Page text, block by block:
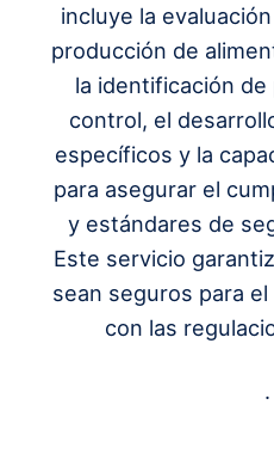
incluye la
producción de
la identificación
control, el
específicos y la
para asegurar el
y estándares de
Este servicio
sean seguros para
con las
.